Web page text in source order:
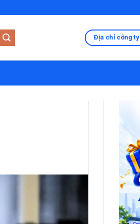
Địa chỉ công ty